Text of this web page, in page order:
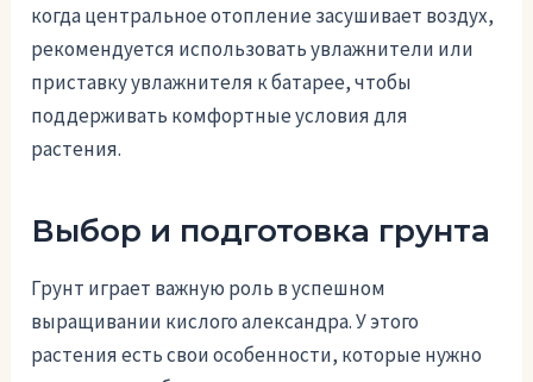
когда центральное отопление засушивает воздух,
рекомендуется использовать увлажнители или
приставку увлажнителя к батарее, чтобы
поддерживать комфортные условия для
растения.
Выбор и подготовка грунта
Грунт играет важную роль в успешном
выращивании кислого александра. У этого
растения есть свои особенности, которые нужно